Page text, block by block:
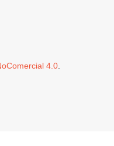
4.0.